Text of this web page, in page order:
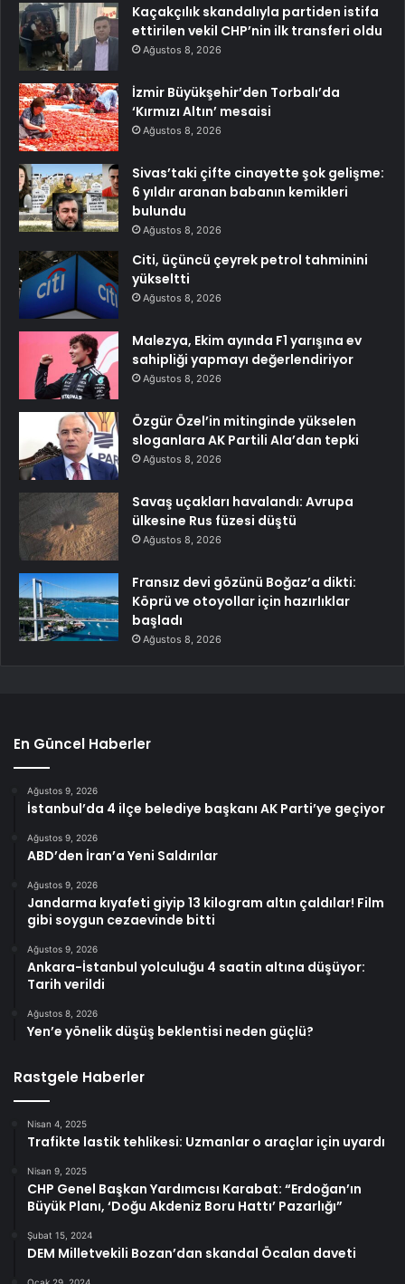
Kaçakçılık skandalıyla partiden istifa
ettirilen vekil CHP’nin ilk transferi oldu
Ağustos 8, 2026
İzmir Büyükşehir’den Torbalı’da
‘Kırmızı Altın’ mesaisi
Ağustos 8, 2026
Sivas’taki çifte cinayette şok gelişme:
6 yıldır aranan babanın kemikleri
bulundu
Ağustos 8, 2026
Citi, üçüncü çeyrek petrol tahminini
yükseltti
Ağustos 8, 2026
Malezya, Ekim ayında F1 yarışına ev
sahipliği yapmayı değerlendiriyor
Ağustos 8, 2026
Özgür Özel’in mitinginde yükselen
sloganlara AK Partili Ala’dan tepki
Ağustos 8, 2026
Savaş uçakları havalandı: Avrupa
ülkesine Rus füzesi düştü
Ağustos 8, 2026
Fransız devi gözünü Boğaz’a dikti:
Köprü ve otoyollar için hazırlıklar
başladı
Ağustos 8, 2026
En Güncel Haberler
Ağustos 9, 2026
İstanbul’da 4 ilçe belediye başkanı AK Parti’ye geçiyor
Ağustos 9, 2026
ABD’den İran’a Yeni Saldırılar
Ağustos 9, 2026
Jandarma kıyafeti giyip 13 kilogram altın çaldılar! Film
gibi soygun cezaevinde bitti
Ağustos 9, 2026
Ankara-İstanbul yolculuğu 4 saatin altına düşüyor:
Tarih verildi
Ağustos 8, 2026
Yen’e yönelik düşüş beklentisi neden güçlü?
Rastgele Haberler
Nisan 4, 2025
Trafikte lastik tehlikesi: Uzmanlar o araçlar için uyardı
Nisan 9, 2025
CHP Genel Başkan Yardımcısı Karabat: “Erdoğan’ın
Büyük Planı, ‘Doğu Akdeniz Boru Hattı’ Pazarlığı”
Şubat 15, 2024
DEM Milletvekili Bozan’dan skandal Öcalan daveti
Ocak 29, 2024